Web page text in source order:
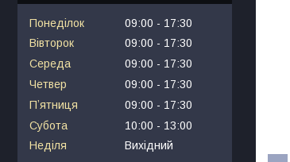
Понеділок 09:00
17:30
Вівторок
09:00
17:30
Середа
09:00
17:30
Четвер
09:00
17:30
Пʼятниця
09:00
17:30
Субота
10:00
13:00
Неділя
Вихідний